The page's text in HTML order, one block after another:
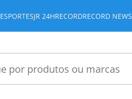
ESPORTESJR 24HRECORDRECORD NEWS